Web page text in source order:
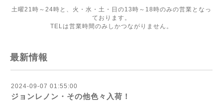
土曜21時～24時と、火・水・土・日の13時～18時のみの営業となっ
ております。
TELは営業時間のみしかつながりません。
最新情報
2024-09-07 01:55:00
ジョンレノン・その他色々入荷！